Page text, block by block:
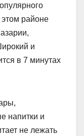
районе
и
в 7 минутах
напитки и
не лежать